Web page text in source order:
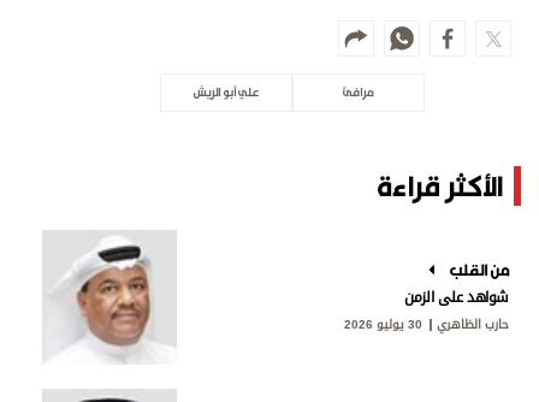
مرافئ علي أبو الريش
الأكثر قراءة
من القلب
شواهد على الزمن
حارب الظاهري 30 يوليو 2026